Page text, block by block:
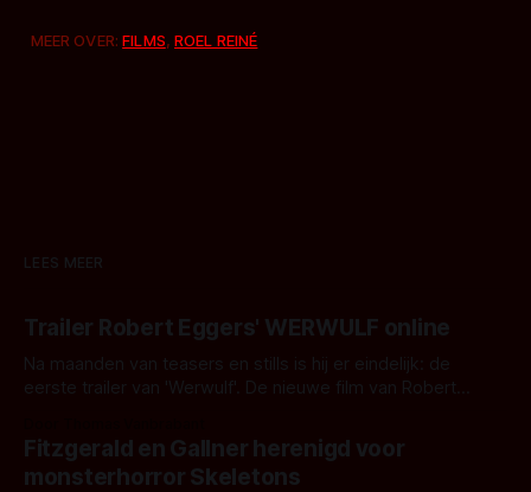
MEER OVER:FILMS,ROEL REINÉ
LEES MEER
Trailer Robert Eggers' WERWULF online
Na maanden van teasers en stills is hij er eindelijk: de
eerste trailer van 'Werwulf'. De nieuwe film van Robert
kille stijl vol folklore en mythe. Het topic deze keer is (kon
het het al raden?)... de weerwolf. Kijk je mee?
Fitzgerald en Gallner herenigd voor
monsterhorror Skeletons